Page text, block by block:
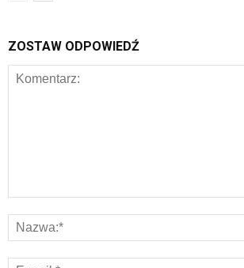
ZOSTAW ODPOWIEDŹ